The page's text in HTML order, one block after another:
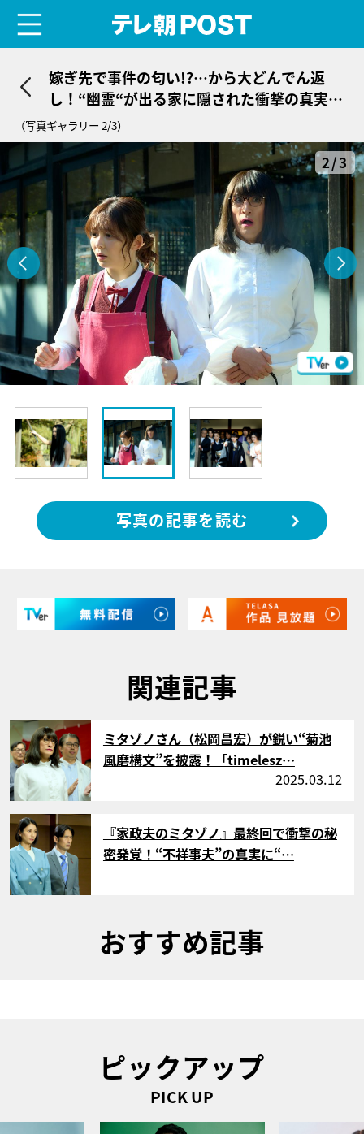
嫁ぎ先で事件の匂い!?…から大どんでん返
し！“幽霊“が出る家に隠された衝撃の真実＜
家政夫のミタゾノ＞
（写真ギャラリー 2/3）
2/3
写真の記事を読む
関連記事
サムネイル
ミタゾノさん（松岡昌宏）が鋭い“菊池
風磨構文”を披露！「timelesz…
2025.03.12
サムネイル
『家政夫のミタゾノ』最終回で衝撃の秘
密発覚！“不祥事夫”の真実に“…
おすすめ記事
ピックアップ
PICK UP